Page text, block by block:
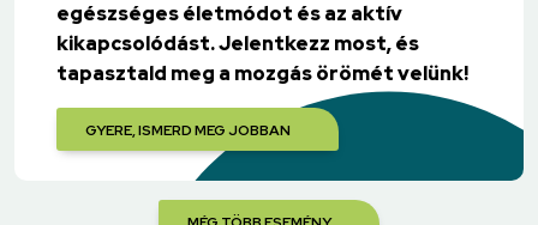
egészséges életmódot és az aktív
kikapcsolódást. Jelentkezz most, és
tapasztald meg a mozgás örömét velünk!
GYERE, ISMERD MEG JOBBAN